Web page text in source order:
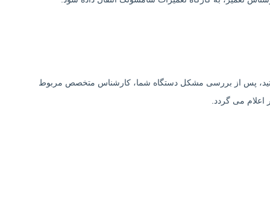
پس از بررسی مشکل دستگاه شما، کارشناس متخصص مربوط
می گردد.